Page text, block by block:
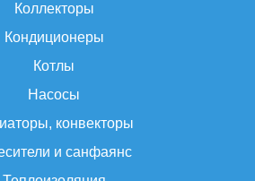
Коллекторы
Кондиционеры
Котлы
Насосы
конвекторы
и санфаянс